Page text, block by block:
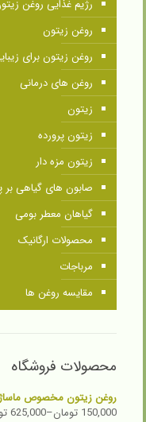
رژیم غذایی روغن
روغن زیتون
روغن زیتون برای
روغن های درمانی
زیتون
زیتون پرورده
زیتون مزه دار
صابون های گیاهی بر
گیاهان معطر بومی
محصولات ارگانیک
مرباجات
مقایسه روغن ها
محصولات فروشگاه
روغن زیتون مخصوص
150,000 تومان–
625,000